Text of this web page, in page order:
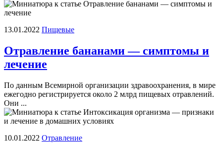
13.01.2022 Пищевые
Отравление бананами — симптомы и
лечение
По данным Всемирной организации здравоохранения, в мире
ежегодно регистрируется около 2 млрд пищевых отравлений.
Они ...
10.01.2022 Отравление